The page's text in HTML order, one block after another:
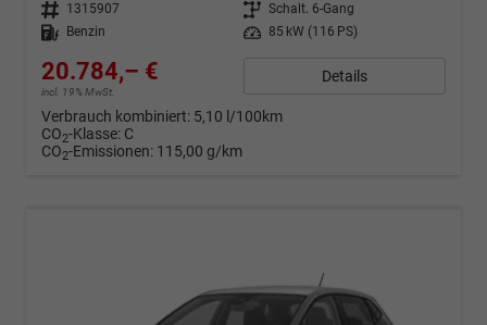
Fahrzeugnr. 1315907 Getriebe Schalt. 6-Gang
Kraftstoff
Benzin Leistung 85 kW (116 PS)
20.784,– €
incl. 19% MwSt.
Details
Verbrauch kombiniert: 5,10 l/100km
CO2-Klasse: C
CO2-Emissionen: 115,00 g/km